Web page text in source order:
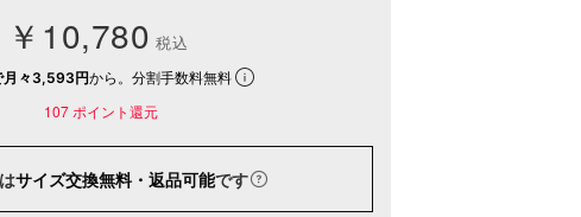
￥10,780 税込
月々3,593円から。分割手数料無料
107 ポイント還元
サイズ交換無料・返品可能です